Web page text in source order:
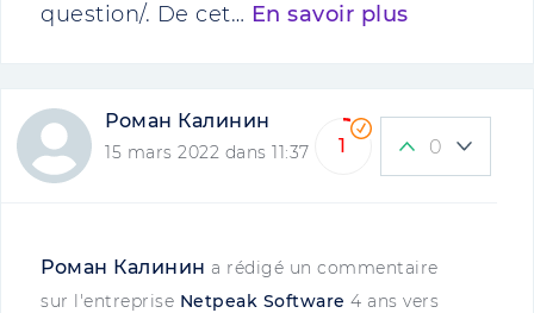
question/. De cet… En savoir plus
Роман Калинин
15 mars 2022 dans 11:37 1 0
Роман Калинин a rédigé un commentaire
sur l'entreprise Netpeak Software 4 ans vers